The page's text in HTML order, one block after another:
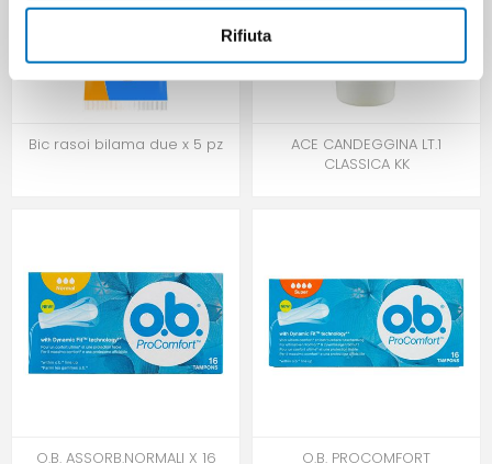
Rifiuta
Bic rasoi bilama due x 5 pz
ACE CANDEGGINA LT.1
CLASSICA KK
O.B. ASSORB.NORMALI X 16
O.B. PROCOMFORT